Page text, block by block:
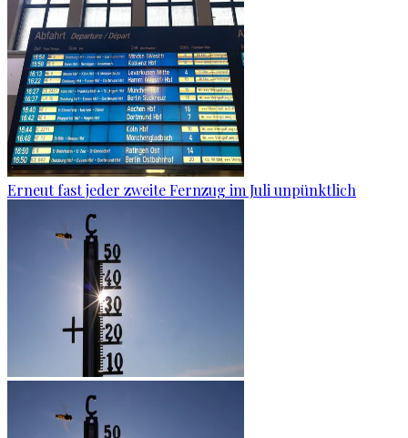
Erneut fast jeder zweite Fernzug im Juli unpünktlich